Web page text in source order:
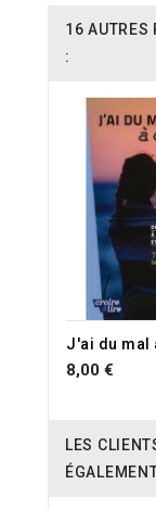
16 AUTRES
:
RUPTURE
J'ai du mal
8,00 €
LES